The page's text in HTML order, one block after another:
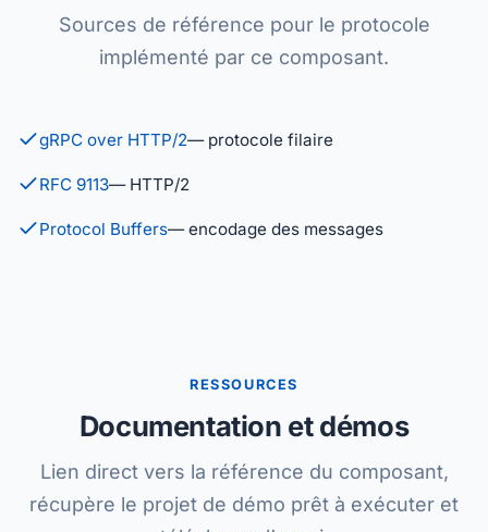
Sources de référence pour le protocole
implémenté par ce composant.
gRPC over HTTP/2— protocole filaire
RFC 9113— HTTP/2
Protocol Buffers— encodage des messages
RESSOURCES
Documentation et démos
Lien direct vers la référence du composant,
récupère le projet de démo prêt à exécuter et